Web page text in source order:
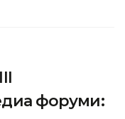
форуми: